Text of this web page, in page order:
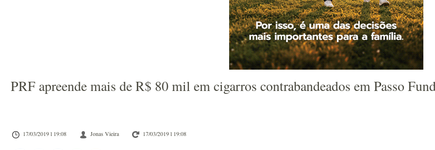
PRF apreende mais de R$ 80 mil em cigarros contrabandeados em Passo
17/03/2019 l 19:08 Jonas Vieira 17/03/2019 l 19:08